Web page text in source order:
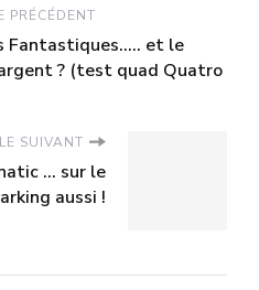
PRÉCÉDENT
Fantastiques..... et le
? (test quad Quatro
SUIVANT
... sur le
aussi !